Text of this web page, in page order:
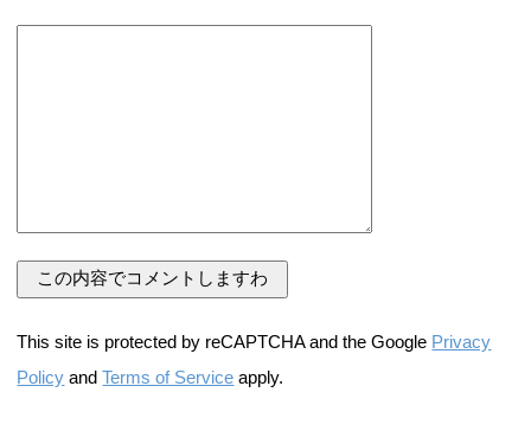
This site is protected by reCAPTCHA and the Google Privacy
Policy andTerms of Service apply.